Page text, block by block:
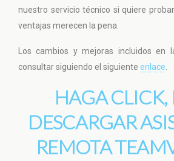
nuestro servicio técnico si quiere
ventajas merecen la pena.
Los cambios y mejoras incluidos en
consultar siguiendo el siguiente enlace
HAGA CLICK,
DESCARGAR
REMOTA